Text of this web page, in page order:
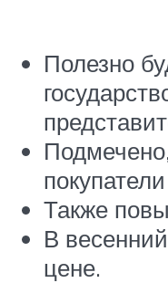
Полезно
Также
В
цене.